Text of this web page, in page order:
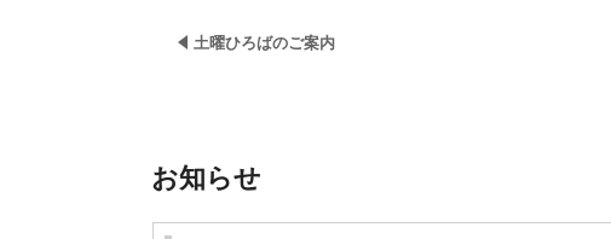
土曜ひろばのご案内
お知らせ